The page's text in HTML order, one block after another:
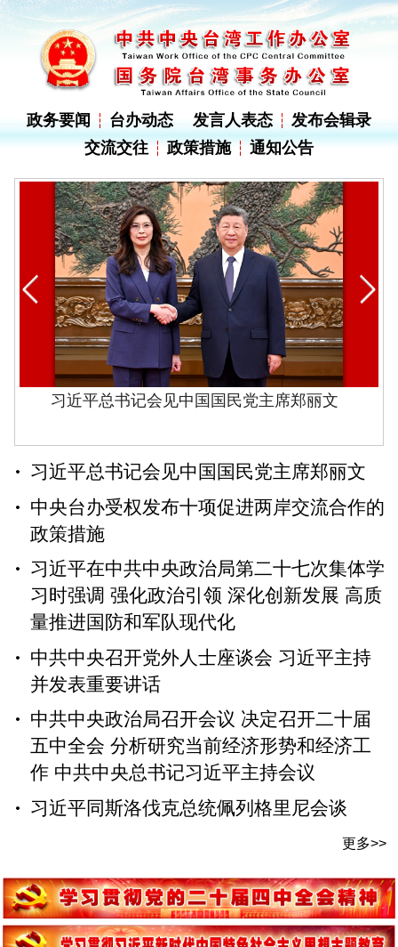
政务要闻 台办动态 发言人表态
发布会辑录
交流交往
政策措施 通知公告
习近平总书记会见中国国民党主席郑丽文
习近平总书记会见中国国民党主席郑丽文
中央台办受权发布十项促进两岸交流合作的
政策措施
习近平在中共中央政治局第二十七次集体学
习时强调 强化政治引领 深化创新发展 高质
量推进国防和军队现代化
中共中央召开党外人士座谈会 习近平主持
并发表重要讲话
中共中央政治局召开会议 决定召开二十届
五中全会 分析研究当前经济形势和经济工
作 中共中央总书记习近平主持会议
习近平同斯洛伐克总统佩列格里尼会谈
更多>>